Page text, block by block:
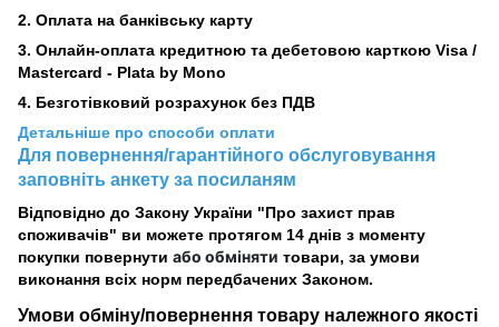
2. Оплата на банківську карту
3. Онлайн-оплата кредитною та дебетовою карткою Visa /
Mastercard - Plata by Mono
4. Безготівковий розрахунок без ПДВ
Детальніше про способи оплати
Для повернення/гарантійного обслуговування
заповніть анкету за посиланям
Відповідно до Закону України "Про захист прав
споживачів" ви можете протягом 14 днів з моменту
покупки повернути або обміняти товари, за умови
виконання всіх норм передбачених Законом.
Умови обміну/повернення товару належного якості